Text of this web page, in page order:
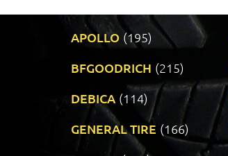
APOLLO (195)
BFGOODRICH (215)
DEBICA (114)
GENERAL TIRE (166)